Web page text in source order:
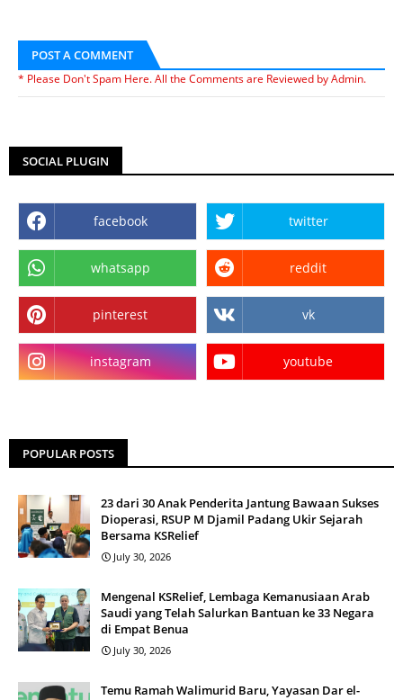
POST A COMMENT
* Please Don't Spam Here. All the Comments are Reviewed by Admin.
SOCIAL PLUGIN
facebook twitter
whatsapp reddit
pinterest vk
instagram youtube
POPULAR POSTS
23 dari 30 Anak Penderita Jantung Bawaan Sukses
Dioperasi, RSUP M Djamil Padang Ukir Sejarah
Bersama KSRelief
July 30, 2026
Mengenal KSRelief, Lembaga Kemanusiaan Arab
Saudi yang Telah Salurkan Bantuan ke 33 Negara
di Empat Benua
July 30, 2026
Temu Ramah Walimurid Baru, Yayasan Dar el-